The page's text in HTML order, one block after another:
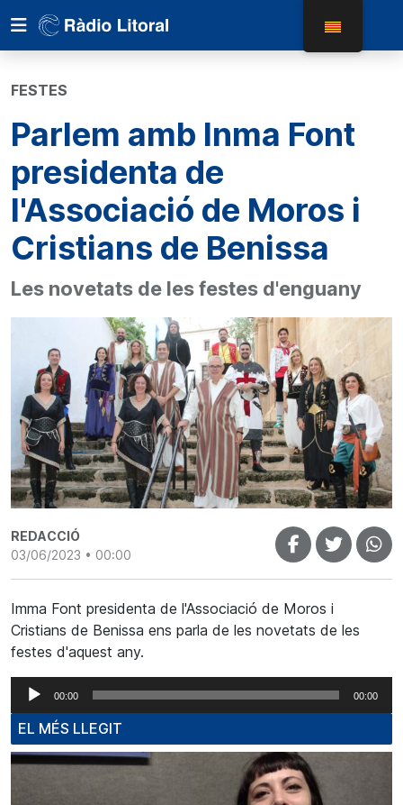
FESTES
Parlem amb Inma Font
presidenta de
l'Associació de Moros i
Cristians de Benissa
Les novetats de les festes d'enguany
REDACCIÓ
03/06/2023 • 00:00
Imma Font presidenta de l'Associació de Moros i
Cristians de Benissa ens parla de les novetats de les
festes d'aquest any.
Reproductor
d'àudio
00:00 00:00
EL MÉS LLEGIT